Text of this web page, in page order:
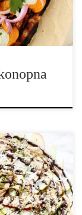
cienkie plastry
ziemnych (lub